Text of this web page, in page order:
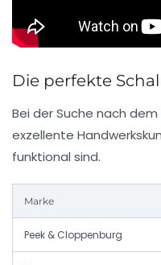
Die perfekte
Bei der Suche nach
exzellente
funktional sind.
Marke
Peek & Cloppenburg